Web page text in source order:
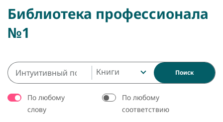
Библиотека профессионала
№1
Книги Поиск
По любому
слову
По любому
соответствию